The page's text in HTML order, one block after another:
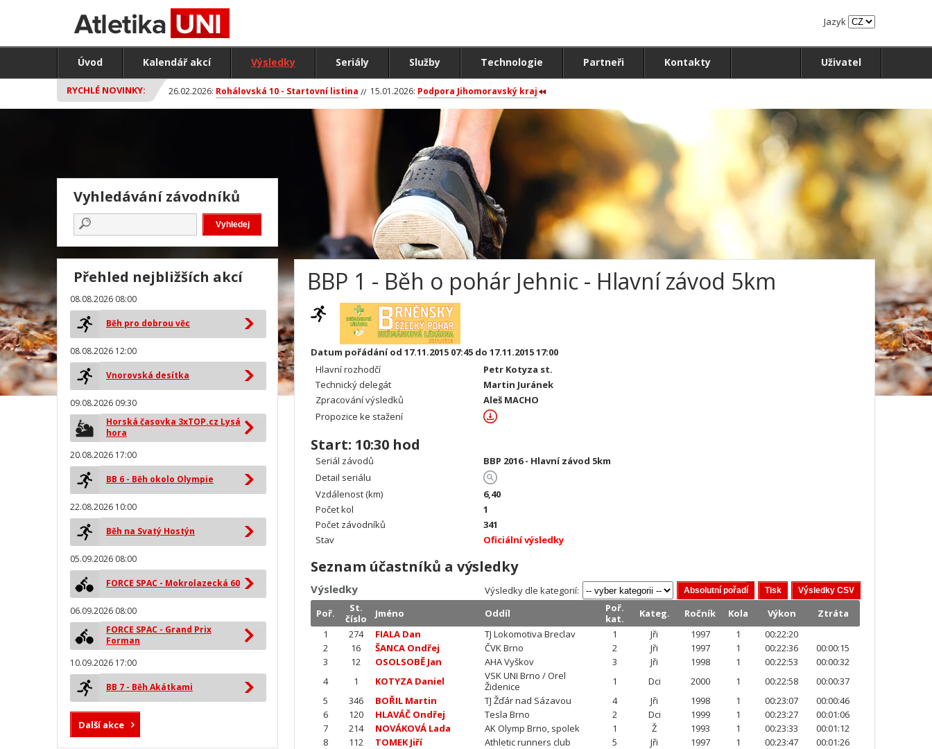
Jazyk
Úvod Kalendář akcí Výsledky Seriály Služby Technologie Partneři Kontakty Uživatel
RYCHLÉ NOVINKY: 26.02.2026: Rohálovská 10 - Startovní listina 15.01.2026: Podpora Jihomoravský kraj
BBP 1 - Běh o pohár Jehnic - Hlavní závod 5km
Datum pořádání od 17.11.2015 07:45 do 17.11.2015 17:00
Hlavní rozhodčí
Petr Kotyza st.
Technický delegát
Martin Juránek
Zpracování výsledků
Aleš MACHO
Propozice ke stažení
Start: 10:30 hod
Seriál závodů
BBP 2016 - Hlavní závod 5km
Detail seriálu
Vzdálenost (km)
6,40
Počet kol
1
Počet závodníků
341
Stav
Oficiální výsledky
Seznam účastníků a výsledky
Výsledky
Výsledky dle kategorií:
Poř.
St.
číslo
Jméno Oddíl
Poř.
kat.
Kateg. Ročník Kola Výkon
Ztráta
1
274 FIALA Dan TJ Lokomotiva Breclav 1 Jři 1997 1
00:22:20
2
16 ŠANCA Ondřej ČVK Brno 2 Jři 1997 1 00:22:36
00:00:15
3
12 OSOLSOBĚ Jan AHA Vyškov 3 Jři 1998 1 00:22:53
00:00:32
4
1 KOTYZA Daniel
VSK UNI Brno / Orel
Židenice
1 Dci 2000 1 00:22:58
00:00:37
5
346 BOŘIL Martin TJ Žďár nad Sázavou 4 Jři 1998 1 00:23:07
00:00:46
6
120 HLAVÁČ Ondřej Tesla Brno 2 Dci 1999 1 00:23:27
00:01:06
7
214 NOVÁKOVÁ Lada AK Olymp Brno, spolek 1 Ž 1993 1 00:23:33
00:01:12
8
112 TOMEK Jiří Athletic runners club 5 Jři 1997 1 00:23:47
00:01:26
Vyhledávání závodníků
Přehled nejbližších akcí
08.08.2026 08:00
Běh pro dobrou věc
08.08.2026 12:00
Vnorovská desítka
09.08.2026 09:30
Horská časovka 3xTOP.cz Lysá
hora
20.08.2026 17:00
BB 6 - Běh okolo Olympie
22.08.2026 10:00
Běh na Svatý Hostýn
05.09.2026 08:00
FORCE SPAC - Mokrolazecká 60
06.09.2026 08:00
FORCE SPAC - Grand Prix
Forman
10.09.2026 17:00
BB 7 - Běh Akátkami
Další akce